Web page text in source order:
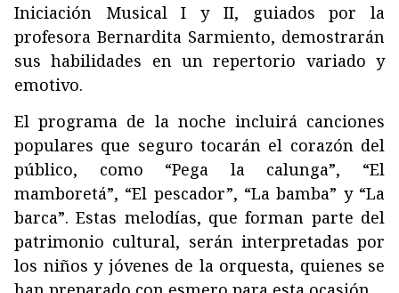
Iniciación Musical I y II, guiados por la
profesora Bernardita Sarmiento, demostrarán
sus habilidades en un repertorio variado y
emotivo.
El programa de la noche incluirá canciones
populares que seguro tocarán el corazón del
público, como “Pega la calunga”, “El
mamboretá”, “El pescador”, “La bamba” y “La
barca”. Estas melodías, que forman parte del
patrimonio cultural, serán interpretadas por
los niños y jóvenes de la orquesta, quienes se